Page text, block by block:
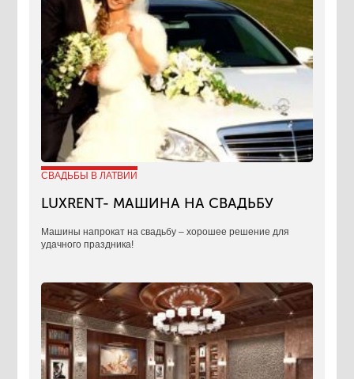
СВАДЬБЫ В ЛАТВИИ
LUXRENT- МАШИНА НА СВАДЬБУ
​Машины напрокат на свадьбу – хорошее решение для
удачного праздника!